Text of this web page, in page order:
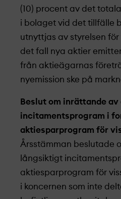
(10) procent av det
i bolaget vid det tillfälle
utnyttjas av styrelsen
det fall nya aktier
från aktieägarnas
nyemission ske på
Beslut om inrättande
incitamentsprogram i
aktiesparprogram för
Årsstämman beslutade
långsiktigt
aktiesparprogram för
i koncernen som inte